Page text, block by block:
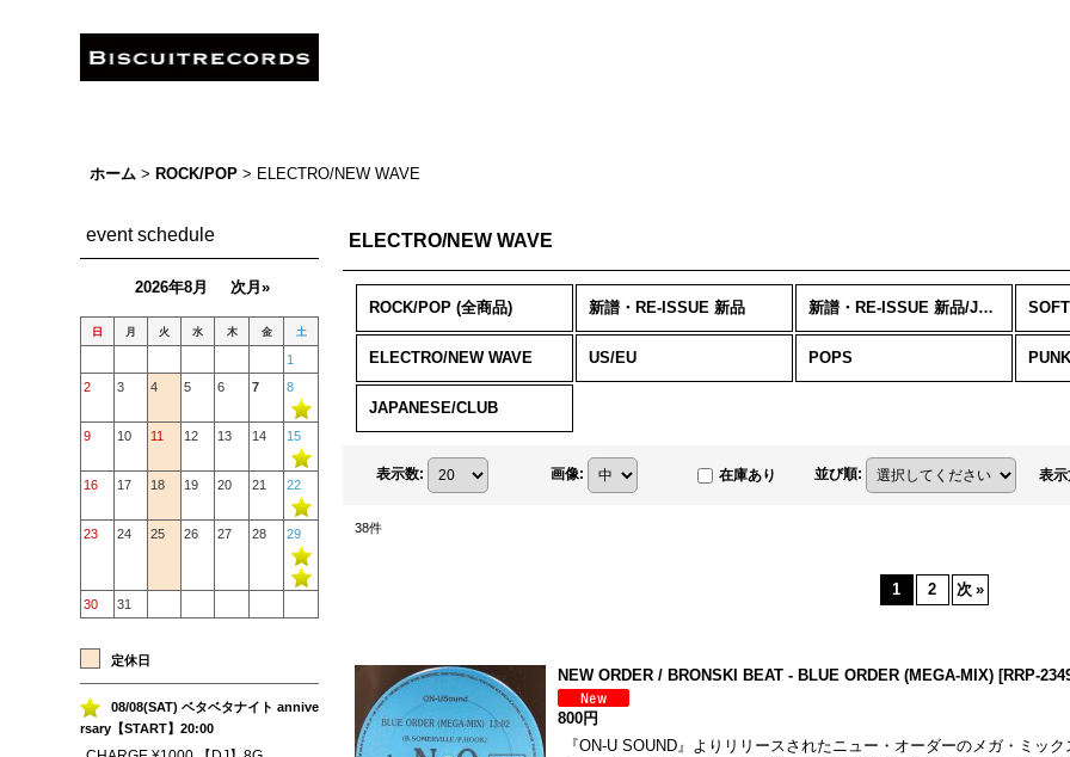
ホーム > ROCK/POP > ELECTRO/NEW WAVE
event schedule
2026年8月 次月»
日 月 火 水 木 金 土
1
2
3 4 5 6 7 8
9 10 11 12 13 14 15
16 17 18 19 20 21 22
23 24 25 26 27 28 29
30 31
定休日
08/08(SAT) ベタベタナイト annive
rsary【START】20:00
ELECTRO/NEW WAVE
ROCK/POP (全商品) 新譜・RE-ISSUE 新品 新譜・RE-ISSUE 新品/JAPANESE
ELECTRO/NEW WAVE US/EU POPS
JAPANESE/CLUB
表示数: 画像: 在庫あり 並び順: 表
38件
1 2 次 »
NEW ORDER / BRONSKI BEAT - BLUE ORDER (MEGA-MIX) [RRP-
800円
『ON-U SOUND』よりリリースされたニュー・オーダーのメガ・ミッ